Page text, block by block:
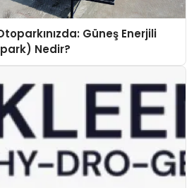
Güneş Enerjili
Nedir?